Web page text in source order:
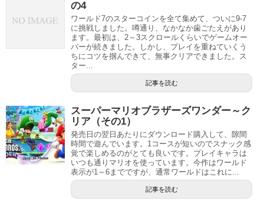
の4
ワールド7のスターコインを全て集めて、ついに9-7
に挑戦しました。噂通り、なかなか歯ごたえがあり
ます。最初は、2～3スクロールくらいでゲームオー
バーが続きました。しかし、プレイを重ねていくう
ちにコツを掴んできて、無事クリアできました。ス
ター...
記事を読む
スーパーマリオブラザーズワンダー～ク
リア（その1）
発売日の翌日あたりにダウンロード購入して、隙間
時間で遊んでいます。1コースが短いのでスナック感
覚で楽しめるのがとても良いです。プレイキャラは
いつも通りマリオを使っています。今作はワールド
表示が1～6までですが、通常ワールドはこれに...
記事を読む